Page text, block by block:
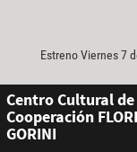
Estreno Viernes 7
Centro Cultural
Cooperación
GORINI